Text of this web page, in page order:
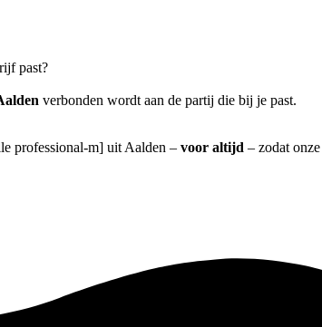
past?
verbonden wordt aan de partij die bij je past.
professional-m] uit Aalden – voor altijd – zodat